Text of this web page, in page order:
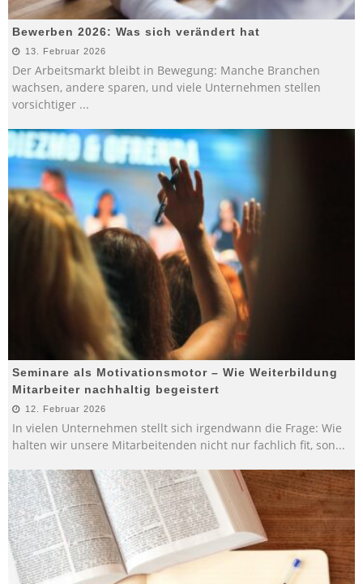
Bewerben 2026: Was sich verändert hat
13. Februar 2026
Der Arbeitsmarkt bleibt in Bewegung: Manche Branchen
wachsen, andere sparen, und viele Unternehmen stellen
vorsichtiger ...
Seminare als Motivationsmotor – Wie Weiterbildung
Mitarbeiter nachhaltig begeistert
12. Februar 2026
In vielen Unternehmen stellt sich irgendwann die Frage: Wie
halten wir unsere Mitarbeitenden nicht nur fachlich fit, son...